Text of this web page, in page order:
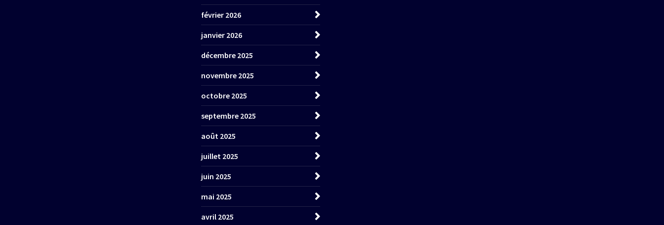
février 2026
janvier 2026
décembre 2025
novembre 2025
octobre 2025
septembre 2025
août 2025
juillet 2025
juin 2025
mai 2025
avril 2025